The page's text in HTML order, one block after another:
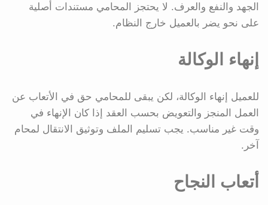
الجهد والنفع والعرف. لا يحتجز المحامي مستندات أصلية
على نحو يضر بالعميل خارج النظام.
إنهاء الوكالة
للعميل إنهاء الوكالة، لكن يبقى للمحامي حق في الأتعاب عن
العمل المنجز والتعويض بحسب العقد إذا كان الإنهاء في
وقت غير مناسب. يجب تسليم الملف وتوثيق الانتقال لمحام
آخر.
أتعاب النجاح